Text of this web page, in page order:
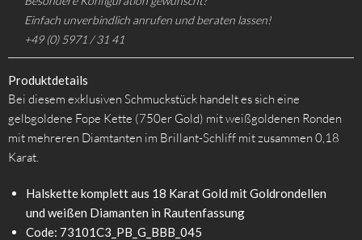
Einfach unverbindlich anrufen und beraten lassen!
+49 (0) 5971 / 31 41
Produktdetails
Bei diesem exklusiven Schmuckstück handelt es sich eine
gelbgoldene Fope Kette (750er Gold) mit weißgoldenen Ronden
mit mehreren Diamtanten im Brillant-Schliff mit zusammen 0,18
Karat.
Halskette komplett aus 18 Karat Gold mit Goldrondellen
und weißen Diamanten in Rautenfassung
Code: 73101C3_PB_G_BBB_045